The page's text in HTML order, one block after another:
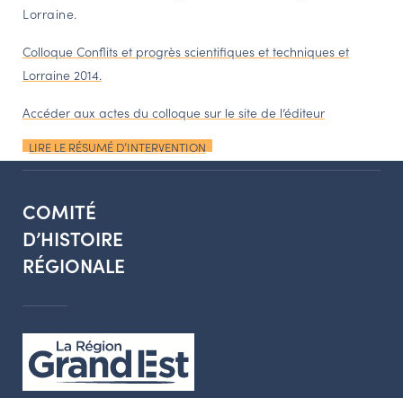
Lorraine.
Colloque Conflits et progrès scientifiques et techniques et
Lorraine 2014.
Accéder aux actes du colloque sur le site de l’éditeur
LIRE LE RÉSUMÉ D’INTERVENTION
COMITÉ
D’HISTOIRE
RÉGIONALE